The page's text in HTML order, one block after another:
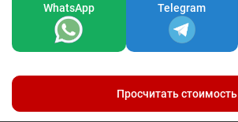
WhatsApp
Telegram
Просчитать стоимость